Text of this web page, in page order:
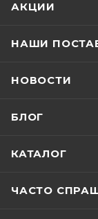
АКЦИИ
НАШИ
НОВОСТИ
БЛОГ
КАТАЛОГ
ЧАСТО